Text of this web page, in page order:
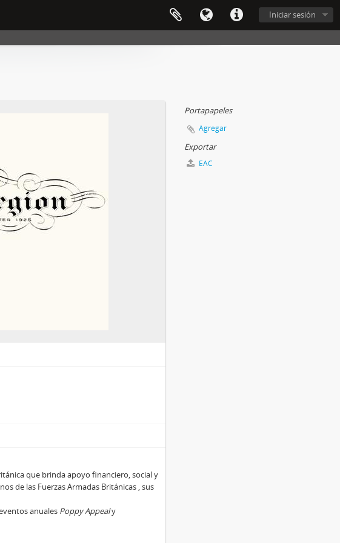
Iniciar sesión
que brinda apoyo financiero, social y
de las Fuerzas Armadas Británicas , sus
anuales Poppy Appealy
Portapapeles
Agregar
Exportar
EAC